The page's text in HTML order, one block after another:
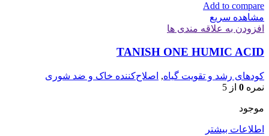
Add to compare
مشاهده سریع
افزودن به علاقه مندی ها
TANISH ONE HUMIC ACID
کودهای رشد و تقویت گیاه, اصلاح‌کننده خاک و ضد شوری
نمره 0 از 5
موجود
اطلاعات بیشتر